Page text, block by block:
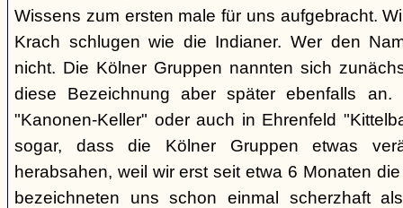
Wissens zum ersten male für uns aufgebracht.
Krach schlugen wie die Indianer. Wer den
nicht. Die Kölner Gruppen nannten sich
diese Bezeichnung aber später ebenfalls
"Kanonen-Keller" oder auch in Ehrenfeld
sogar, dass die Kölner Gruppen etwas
herabsahen, weil wir erst seit etwa 6 Monaten
bezeichneten uns schon einmal scherzhaft